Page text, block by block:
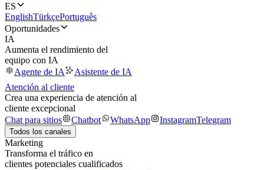
ES
EnglishTürkçePortuguês
Oportunidades
IA
Aumenta el rendimiento del
equipo con IA
Agente de IA
Asistente de IA
Atención al cliente
Crea una experiencia de atención al
cliente excepcional
Chat para sitios
Chatbot WhatsApp InstagramTelegram
Todos los canales
Marketing
Transforma el tráfico en
clientes potenciales cualificados